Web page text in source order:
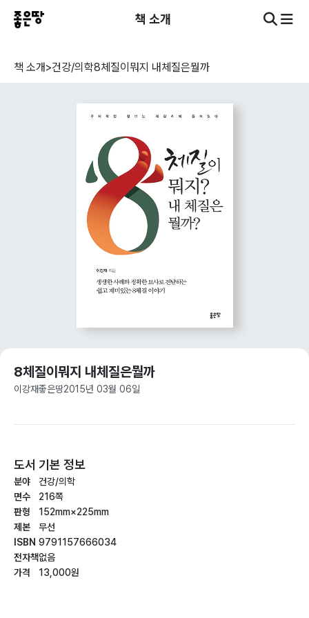
책 소개
책 소개>건강/의학8체질이뭐지 내체질은뭘까
8체질이뭐지 내체질은뭘까
이강재좋은땅2015년 03월 06일
도서 기본 정보
분야
면수
판형
제본
ISBN
전자책
가격
건강/의학
216쪽
152mm×225mm
무선
9791157666034
없음
13,000원